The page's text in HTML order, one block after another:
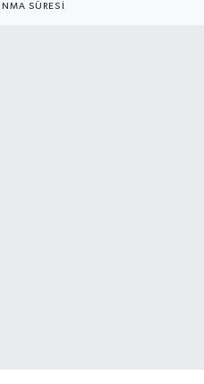
SÜRESI